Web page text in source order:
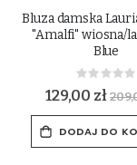
Bluza damska
"Amalfi" wiosna/
Blue
Rating:
0%
129,00 zł
DODAJ DO